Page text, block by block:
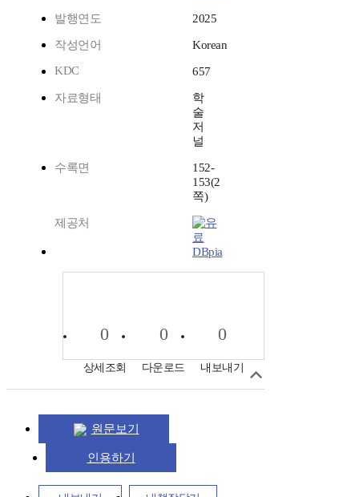
발행연도 2025
작성언어
Korean
KDC
657
자료형태
학
술
저
널
수록면
152-
153(2
쪽)
제공처
DBpia
0
상세조회
0
다운로드
0
내보내기
원문보기
인용하기